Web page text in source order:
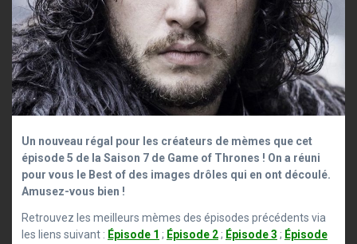
Un nouveau régal pour les créateurs de mèmes que cet
épisode 5 de la Saison 7 de Game of Thrones ! On a réuni
pour vous le Best of des images drôles qui en ont découlé.
Amusez-vous bien !
Retrouvez les meilleurs mèmes des épisodes précédents via
les liens suivant : Épisode 1 ; Épisode 2; Épisode 3 ; Épisode